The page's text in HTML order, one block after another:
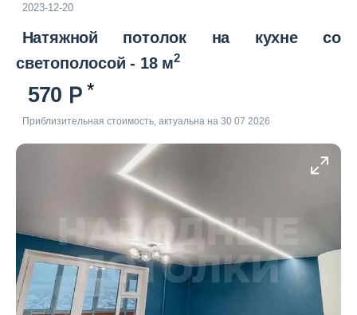
2023-12-20
Натяжной потолок на кухне со
светополосой - 18 м2
570
Приблизительная стоимость, актуальна на 30 07 2026